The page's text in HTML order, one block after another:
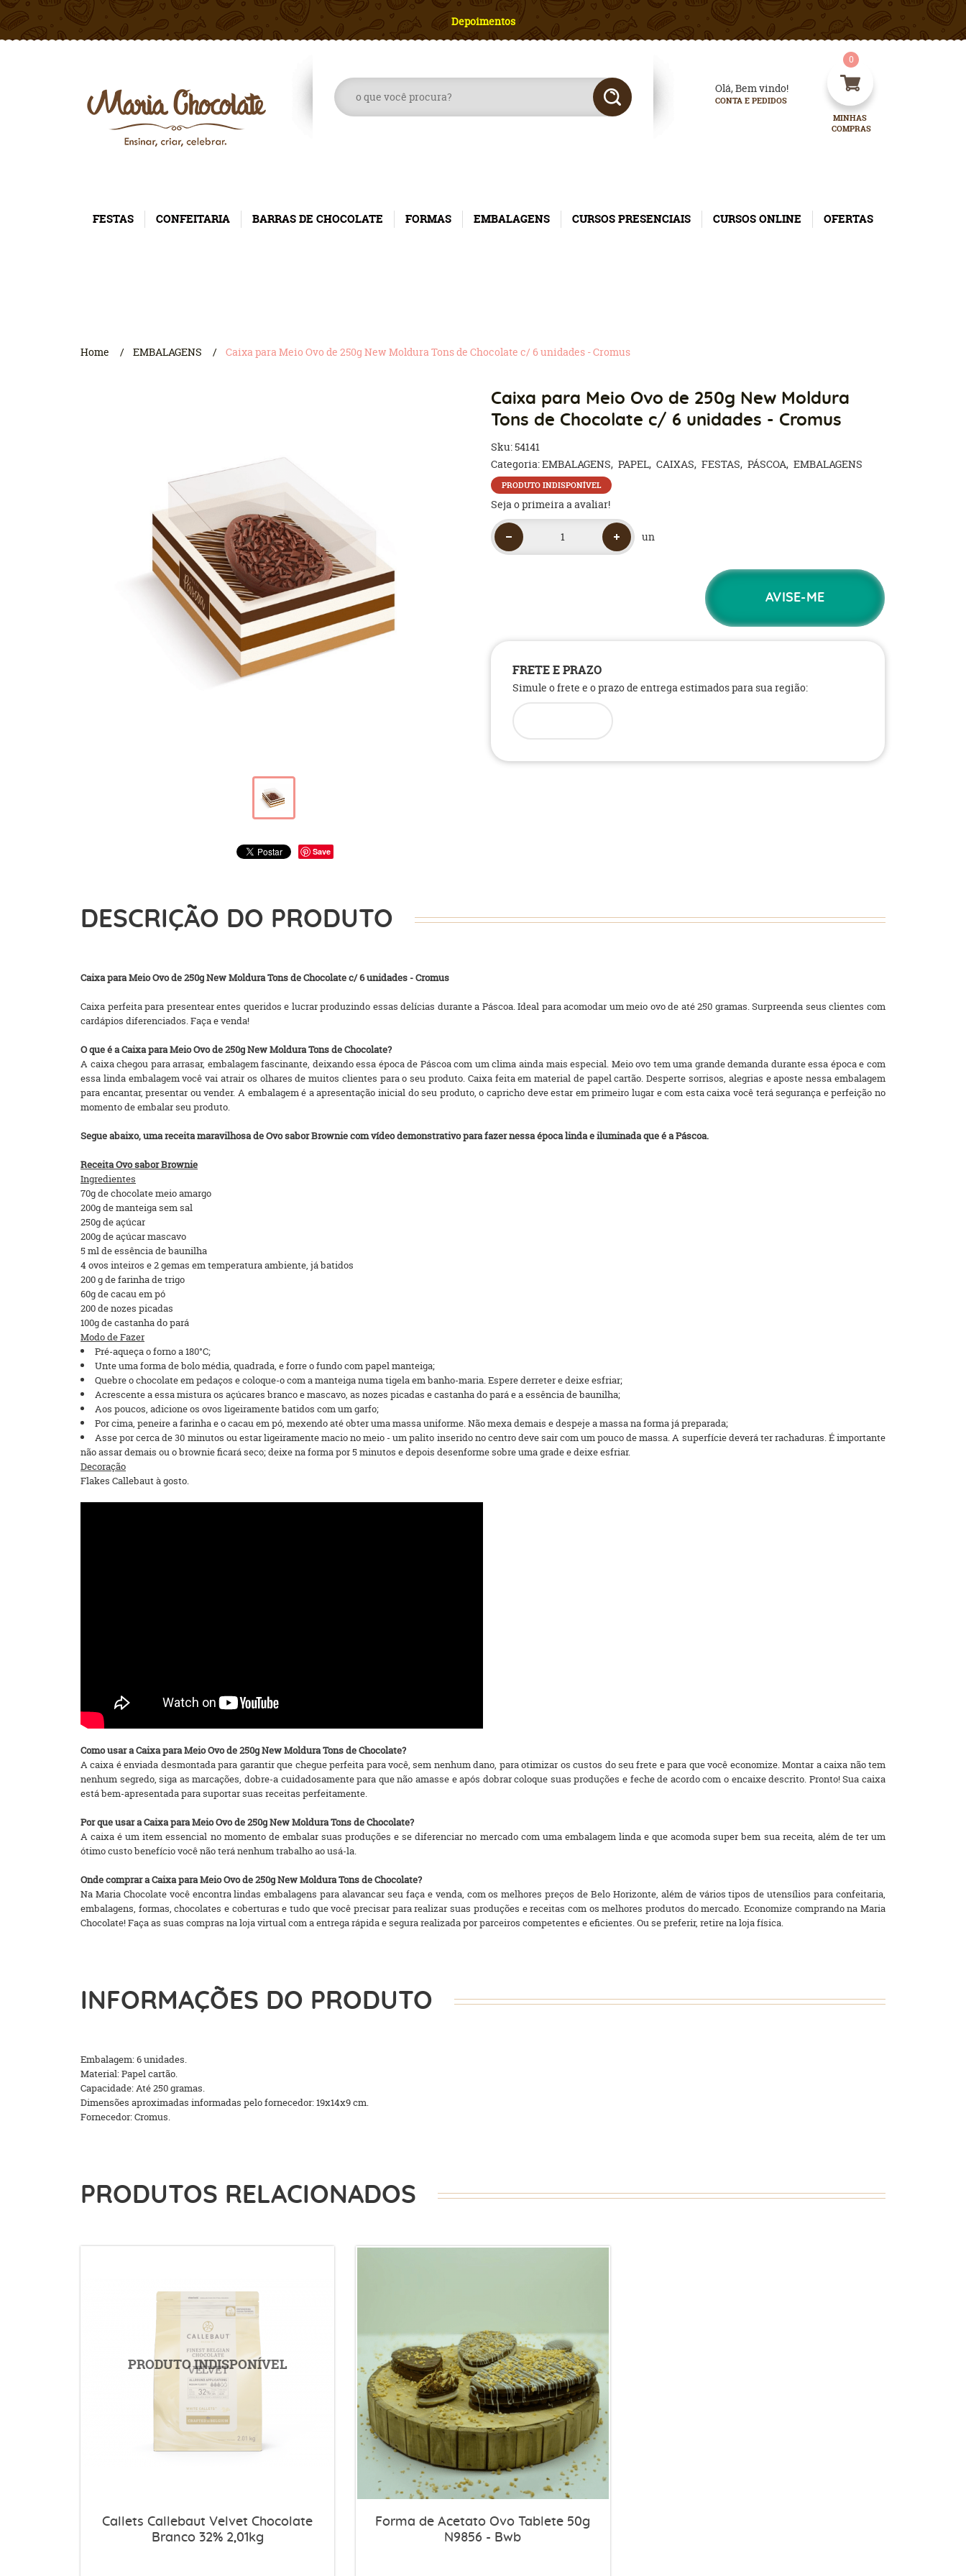
Depoimentos
Olá, Bem vindo!
CONTA E PEDIDOS
MINHAS
COMPRAS
0
FESTAS CONFEITARIA BARRAS DE CHOCOLATE FORMAS EMBALAGENS CURSOS PRESENCIAIS CURSOS ONLINE OFERTAS
Home EMBALAGENS Caixa para Meio Ovo de 250g New Moldura Tons de Chocolate c/ 6 unidades - Cromus
Save
Caixa para Meio Ovo de 250g New Moldura
Tons de Chocolate c/ 6 unidades - Cromus
Sku:54141
Categoria:EMBALAGENS PAPEL CAIXAS FESTAS PÁSCOA EMBALAGENS
PRODUTO INDISPONÍVEL
Seja o primeira a avaliar!
un
AVISE-ME
FRETE E PRAZO
Simule o frete e o prazo de entrega estimados para sua região:
DESCRIÇÃO DO PRODUTO
Caixa para Meio Ovo de 250g New Moldura Tons de Chocolate c/ 6 unidades - Cromus
Caixa perfeita para presentear entes queridos e lucrar produzindo essas delícias durante a Páscoa. Ideal para acomodar um meio ovo de até 250 gramas. Surpreenda seus clientes com
cardápios diferenciados. Faça e venda!
O que é a Caixa para Meio Ovo de 250g New Moldura Tons de Chocolate?
A caixa chegou para arrasar, embalagem fascinante, deixando essa época de Páscoa com um clima ainda mais especial. Meio ovo tem uma grande demanda durante essa época e com
essa linda embalagem você vai atrair os olhares de muitos clientes para o seu produto. Caixa feita em material de papel cartão. Desperte sorrisos, alegrias e aposte nessa embalagem
para encantar, presentar ou vender. A embalagem é a apresentação inicial do seu produto, o capricho deve estar em primeiro lugar e com esta caixa você terá segurança e perfeição no
momento de embalar seu produto.
Segue abaixo, uma receita maravilhosa de Ovo sabor Brownie com vídeo demonstrativo para fazer nessa época linda e iluminada que é a Páscoa.
Receita Ovo sabor Brownie
Ingredientes
70g de chocolate meio amargo
200g de manteiga sem sal
250g de açúcar
200g de açúcar mascavo
5 ml de essência de baunilha
4 ovos inteiros e 2 gemas em temperatura ambiente, já batidos
200 g de farinha de trigo
60g de cacau em pó
200 de nozes picadas
100g de castanha do pará
Modo de Fazer
Pré-aqueça o forno a 180°C;
Unte uma forma de bolo média, quadrada, e forre o fundo com papel manteiga;
Quebre o chocolate em pedaços e coloque-o com a manteiga numa tigela em banho-maria. Espere derreter e deixe esfriar;
Acrescente a essa mistura os açúcares branco e mascavo, as nozes picadas e castanha do pará e a essência de baunilha;
Aos poucos, adicione os ovos ligeiramente batidos com um garfo;
Por cima, peneire a farinha e o cacau em pó, mexendo até obter uma massa uniforme. Não mexa demais e despeje a massa na forma já preparada;
Asse por cerca de 30 minutos ou estar ligeiramente macio no meio - um palito inserido no centro deve sair com um pouco de massa. A superfície deverá ter rachaduras. É importante
não assar demais ou o brownie ficará seco; deixe na forma por 5 minutos e depois desenforme sobre uma grade e deixe esfriar.
Decoração
Flakes Callebaut à gosto.
Como usar a Caixa para Meio Ovo de 250g New Moldura Tons de Chocolate?
A caixa é enviada desmontada para garantir que chegue perfeita para você, sem nenhum dano, para otimizar os custos do seu frete e para que você economize. Montar a caixa não tem
nenhum segredo, siga as marcações, dobre-a cuidadosamente para que não amasse e após dobrar coloque suas produções e feche de acordo com o encaixe descrito. Pronto! Sua caixa
está bem-apresentada para suportar suas receitas perfeitamente.
Por que usar a Caixa para Meio Ovo de 250g New Moldura Tons de Chocolate?
A caixa é um item essencial no momento de embalar suas produções e se diferenciar no mercado com uma embalagem linda e que acomoda super bem sua receita, além de ter um
ótimo custo benefício você não terá nenhum trabalho ao usá-la.
Onde comprar a Caixa para Meio Ovo de 250g New Moldura Tons de Chocolate?
Na Maria Chocolate você encontra lindas embalagens para alavancar seu faça e venda, com os melhores preços de Belo Horizonte, além de vários tipos de utensílios para confeitaria,
embalagens, formas, chocolates e coberturas e tudo que você precisar para realizar suas produções e receitas com os melhores produtos do mercado. Economize comprando na Maria
Chocolate! Faça as suas compras na loja virtual com a entrega rápida e segura realizada por parceiros competentes e eficientes. Ou se preferir, retire na loja física.
INFORMAÇÕES DO PRODUTO
Embalagem: 6 unidades.
Material: Papel cartão.
Capacidade: Até 250 gramas.
Dimensões aproximadas informadas pelo fornecedor: 19x14x9 cm.
Fornecedor: Cromus.
PRODUTOS RELACIONADOS
Callets Callebaut Velvet Chocolate
Branco 32% 2,01kg
Forma de Acetato Ovo Tablete 50g
N9856 - Bwb